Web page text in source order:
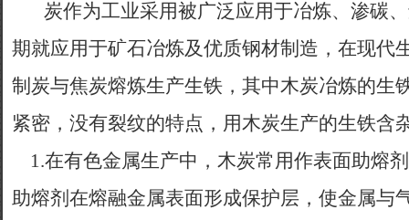
炭作为工业采用被广泛应用于冶炼、渗碳、
期就应用于矿石冶炼及优质钢材制造，在现代
制炭与焦炭熔炼生产生铁，其中木炭冶炼的生
紧密，没有裂纹的特点，用木炭生产的生铁含
1.在有色金属生产中，木炭常用作表面助熔
助熔剂在熔融金属表面形成保护层，使金属与